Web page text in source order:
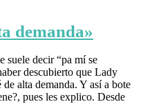
demanda»
suele decir “pa mí se
descubierto que Lady
alta demanda. Y así a bote
pues les explico. Desde